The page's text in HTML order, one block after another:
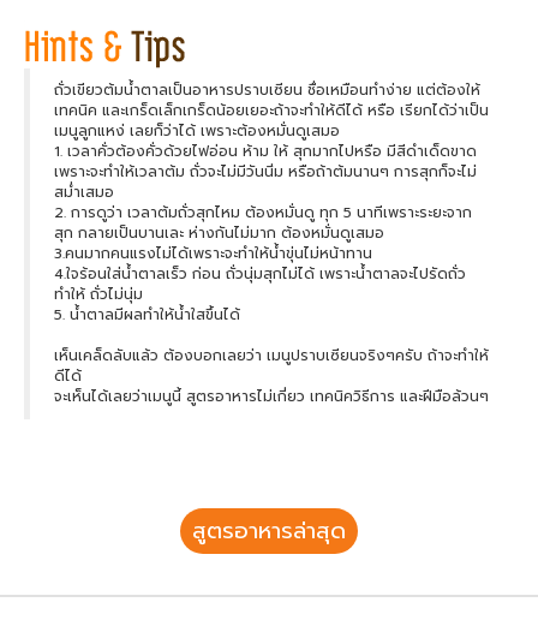
ถั่วเขียวต้มน้ำตาลเป็นอาหารปราบเซียน ชื่อเหมือนทำง่าย แต่ต้องให้
เทคนิค และเกร็ดเล็กเกร็ดน้อยเยอะถ้าจะทำให้ดีได้ หรือ เรียกได้ว่าเป็น
เมนูลูกแหง่ เลยก็ว่าได้ เพราะต้องหมั่นดูเสมอ
1. เวลาคั่วต้องคั่วด้วยไฟอ่อน ห้าม ให้ สุกมากไปหรือ มีสีดำเด็ดขาด
เพราะจะทำให้เวลาต้ม ถั่วจะไม่มีวันนิ่ม หรือถ้าต้มนานๆ การสุกก็จะไม่
สม่ำเสมอ
2. การดูว่า เวลาต้มถั่วสุกไหม ต้องหมั่นดู ทุก 5 นาทีเพราะระยะจาก
สุก กลายเป็นบานเละ ห่างกันไม่มาก ต้องหมั่นดูเสมอ
3.คนมากคนแรงไม่ได้เพราะจะทำให้น้ำขุ่นไม่หน้าทาน
4.ใจร้อนใส่น้ำตาลเร็ว ก่อน ถั่วนุ่มสุกไม่ได้ เพราะน้ำตาลจะไปรัดถั่ว
ทำให้ ถั่วไม่นุ่ม
5. น้ำตาลมีผลทำให้น้ำใสขึ้นได้
เห็นเคล็ดลับแล้ว ต้องบอกเลยว่า เมนูปราบเซียนจริงๆครับ ถ้าจะทำให้
ดีได้
จะเห็นได้เลยว่าเมนูนี้ สูตรอาหารไม่เกี่ยว เทคนิควิธีการ และฝีมือล้วนๆ
สูตรอาหารล่าสุด